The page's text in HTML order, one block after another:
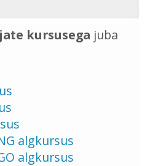
kursusega juba
algkursus
algkursus